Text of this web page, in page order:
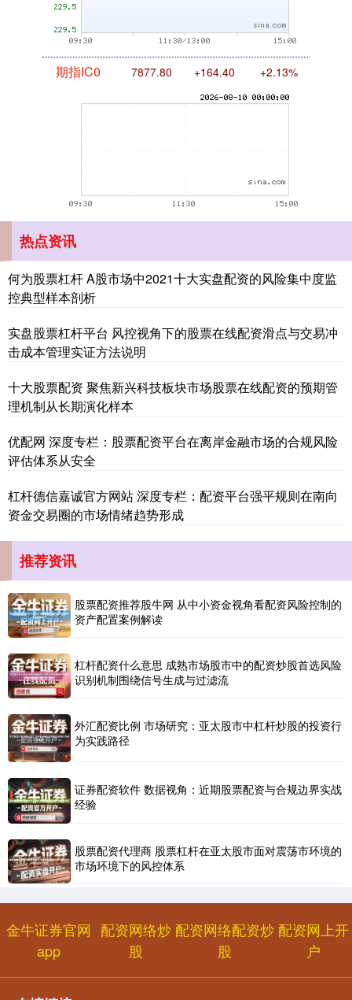
期指IC0 +2.13%
+1.02%
深证成指 14311.01
沪深300 4694.44
北证50 1134.24 +11.37
创业板指
热点资讯
何为股票杠杆 A股市场中2021十大实盘配资的风险集中度监
控典型样本剖析
实盘股票杠杆平台 风控视角下的股票在线配资滑点与交易冲
击成本管理实证方法说明
十大股票配资 聚焦新兴科技板块市场股票在线配资的预期管
理机制从长期演化样本
优配网 深度专栏：股票配资平台在离岸金融市场的合规风险
评估体系从安全
杠杆德信嘉诚官方网站 深度专栏：配资平台强平规则在南向
资金交易圈的市场情绪趋势形成
推荐资讯
股票配资推荐股牛网 从中小资金视角看配资风险控制的
资产配置案例解读
杠杆配资什么意思 成熟市场股市中的配资炒股首选风险
识别机制围绕信号生成与过滤流
外汇配资比例 市场研究：亚太股市中杠杆炒股的投资行
为实践路径
证券配资软件 数据视角：近期股票配资与合规边界实战
经验
股票配资代理商 股票杠杆在亚太股市面对震荡市环境的
市场环境下的风控体系
金牛证券官网
app
配资网络炒
股
配资网络配资炒
股
配资网上开
户